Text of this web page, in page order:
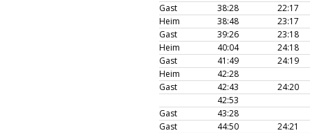
Gast
38:28
22:17
Heim
38:48
23:17
Gast
39:26
23:18
Heim
40:04
24:18
Gast
41:49
24:19
Heim
42:28
Gast
42:43
24:20
42:53
Gast
43:28
Gast
44:50
24:21